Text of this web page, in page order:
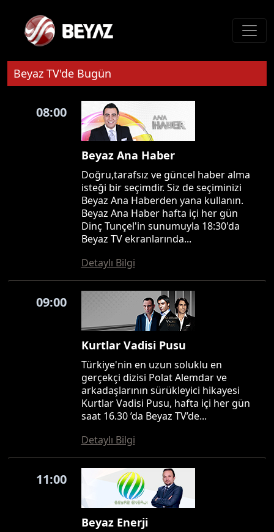
Beyaz TV'de Bugün
08:00
Beyaz Ana Haber
Doğru,tarafsız ve güncel haber alma
isteği bir seçimdir. Siz de seçiminizi
Beyaz Ana Haberden yana kullanın.
Beyaz Ana Haber hafta içi her gün
Dinç Tunçel'in sunumuyla 18:30'da
Beyaz TV ekranlarında...
Detaylı Bilgi
09:00
Kurtlar Vadisi Pusu
Türkiye'nin en uzun soluklu en
gerçekçi dizisi Polat Alemdar ve
arkadaşlarının sürükleyici hikayesi
Kurtlar Vadisi Pusu, hafta içi her gün
saat 16.30 ’da Beyaz TV’de...
Detaylı Bilgi
11:00
Beyaz Enerji